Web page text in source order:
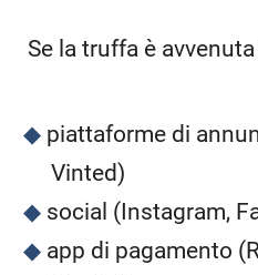
Se la truffa è
piattaforme di
Vinted)
social (Instagram,
app di pagamento